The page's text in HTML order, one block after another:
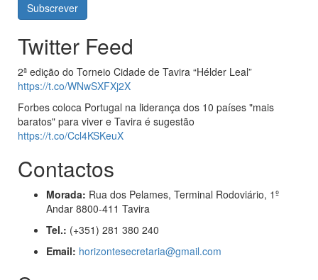
Twitter Feed
2ª edição do Torneio Cidade de Tavira “Hélder Leal”
https://t.co/WNwSXFXj2X
Forbes coloca Portugal na liderança dos 10 países "mais
baratos" para viver e Tavira é sugestão
https://t.co/Ccl4KSKeuX
Contactos
Morada: Rua dos Pelames, Terminal Rodoviário, 1º
Andar 8800-411 Tavira
Tel.: (+351) 281 380 240
Email: horizontesecretaria@gmail.com